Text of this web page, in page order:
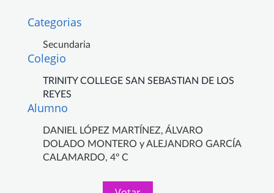
Categorias
Secundaria
Colegio
TRINITY COLLEGE SAN SEBASTIAN DE LOS
REYES
Alumno
DANIEL LÓPEZ MARTÍNEZ, ÁLVARO
DOLADO MONTERO y ALEJANDRO GARCÍA
CALAMARDO, 4º C